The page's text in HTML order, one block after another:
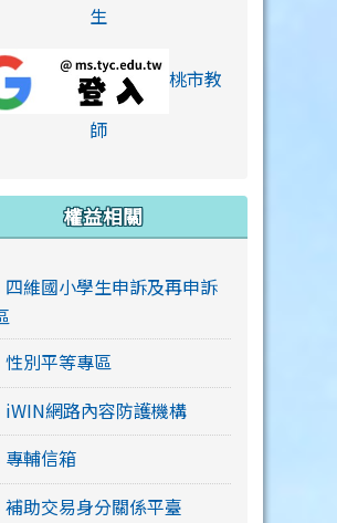
生link to https://
桃市教
師link to https://
權益相關
四維國小學生申訴及再申訴
性別平等專區
iWIN網路內容防護機構
專輔信箱
補助交易身分關係平臺